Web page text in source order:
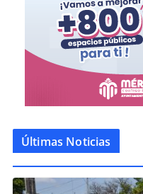
Últimas Noticias